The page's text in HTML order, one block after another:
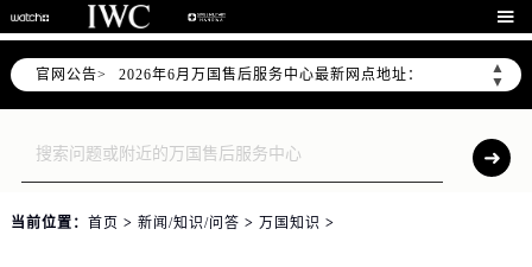

官网公告>
▲
▼
2026年6月万国上海市售后服务网络优化升级公告
2026年6月上海市万国官方售后客户服务热线：400-992-7093
2026年6月万国售后服务中心最新网点地址：
上海市徐汇区虹桥路3号港汇中心写字楼2座37层3705室（需提前预约）
当前位置： 首页 > 新闻/知识/问答 > 万国知识 >